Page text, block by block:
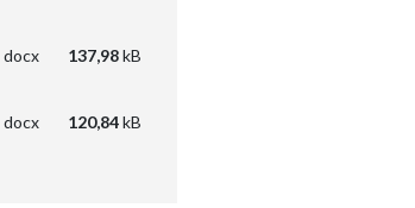
docx 137,98kB
docx 120,84kB